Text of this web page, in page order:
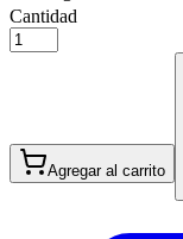
Cantidad
Agregar al carrito